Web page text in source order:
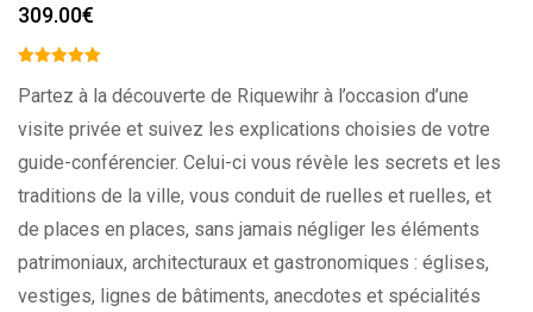
309.00€
Partez à la découverte de Riquewihr à l’occasion d’une
visite privée et suivez les explications choisies de votre
guide-conférencier. Celui-ci vous révèle les secrets et les
traditions de la ville, vous conduit de ruelles et ruelles, et
de places en places, sans jamais négliger les éléments
patrimoniaux, architecturaux et gastronomiques : églises,
vestiges, lignes de bâtiments, anecdotes et spécialités